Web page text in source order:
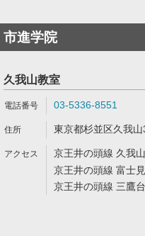
市進学院
久我山教室
03-5336-8551
東京都杉並区久我
京王井の頭線 久我
京王井の頭線 富士
京王井の頭線 三鷹